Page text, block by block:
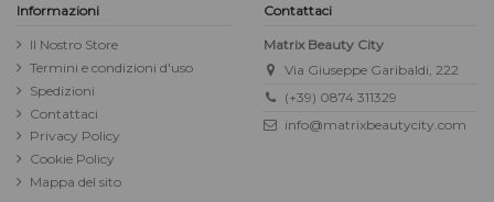
Informazioni
Il Nostro Store
Termini e condizioni d'uso
Spedizioni
Contattaci
Privacy Policy
Cookie Policy
Mappa del sito
Contattaci
Matrix Beauty City
Via Giuseppe Garibaldi, 222
(+39) 0874 311329
info@matrixbeautycity.com